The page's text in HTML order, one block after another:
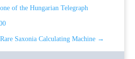
of the Hungarian Telegraph
Rare Saxonia Calculating Machine →